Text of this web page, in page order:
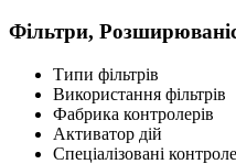
Фільтри,
Типи фільтрів
Використання фільтрів
Фабрика контролерів
Активатор дій
Спеціалізовані